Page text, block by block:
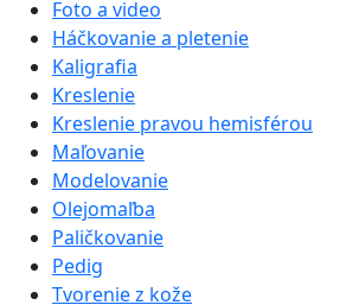
Foto a video
Háčkovanie a pletenie
Kaligrafia
Kreslenie
Kreslenie pravou hemisférou
Maľovanie
Modelovanie
Olejomaľba
Paličkovanie
Pedig
Tvorenie z kože